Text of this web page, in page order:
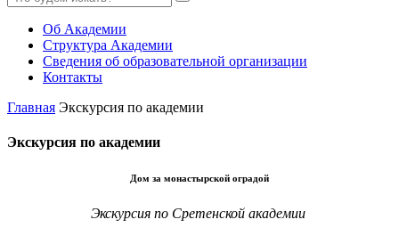
Об Академии
Структура Академии
Сведения об образовательной организации
Контакты
Главная Экскурсия по академии
Экскурсия по академии
Дом за монастырской оградой
Экскурсия по Сретенской академии